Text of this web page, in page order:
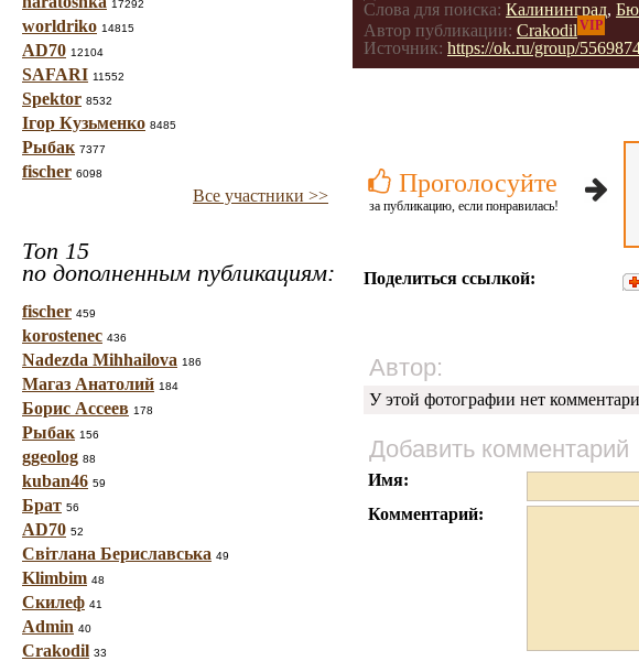
17292
worldriko 14815
AD70 12104
SAFARI 11552
Spektor 8532
Ігор Кузьменко 8485
Рыбак 7377
fischer 6098
Все участники >>
Топ 15
по дополненным публикациям:
fischer 459
korostenec 436
Nadezda Mihhailova 186
Магаз Анатолий 184
Борис Ассеев 178
Рыбак 156
ggeolog 88
kuban46 59
Брат 56
AD70 52
Світлана Бериславська 49
Klimbim 48
Скилеф 41
Admin 40
Crakodil 33
Слова для поиска: Калининград,
Автор публикации: Crakodil VIP
Источник: https://ok.ru/group/
Проголосуйте
за публикацию, если понравилась!
Поделиться ссылкой:
Автор:
У этой фотографии нет
Добавить комментарий
Имя:
Комментарий: